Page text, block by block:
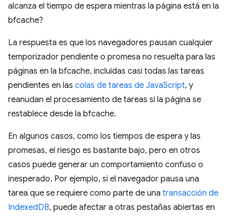
alcanza el tiempo de espera mientras la página está en la
bfcache?
La respuesta es que los navegadores pausan cualquier
temporizador pendiente o promesa no resuelta para las
páginas en la bfcache, incluidas casi todas las tareas
pendientes en las colas de tareas de JavaScript, y
reanudan el procesamiento de tareas si la página se
restablece desde la bfcache.
En algunos casos, como los tiempos de espera y las
promesas, el riesgo es bastante bajo, pero en otros
casos puede generar un comportamiento confuso o
inesperado. Por ejemplo, si el navegador pausa una
tarea que se requiere como parte de una transacción de
IndexedDB, puede afectar a otras pestañas abiertas en